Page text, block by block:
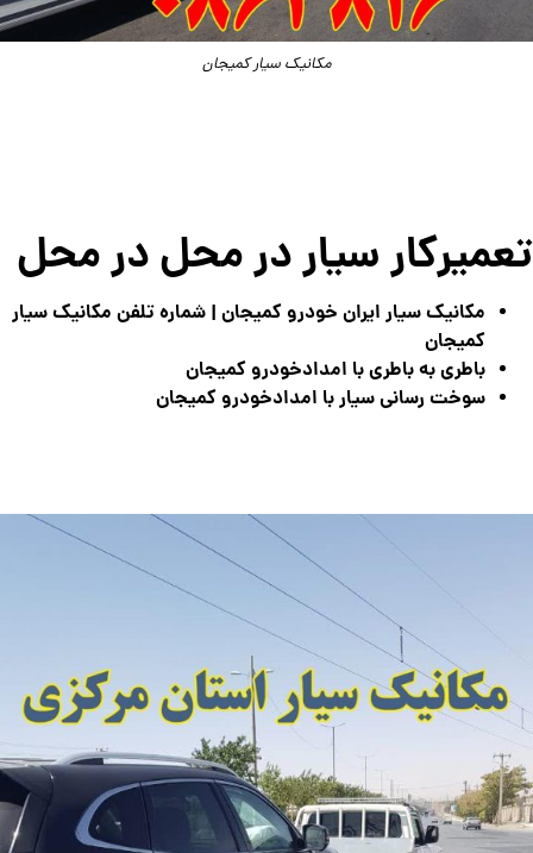
مکانیک سیار کمیجان
تعمیرکار سیار در محل در محل
مکانیک سیار ایران خودرو کمیجان | شماره تلفن مکانیک سیار
کمیجان
باطری به باطری با امدادخودرو کمیجان
سوخت رسانی سیار با امدادخودرو کمیجان